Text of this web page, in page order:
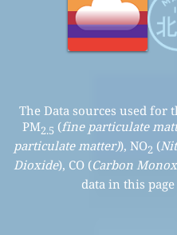
The Data sources used
PM2.5 (fine particulate
particulate matter)), NO2 (
Dioxide), CO (Carbon
data in this